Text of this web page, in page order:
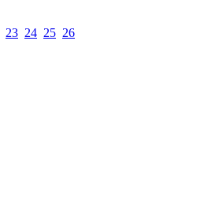
23 24 25 26